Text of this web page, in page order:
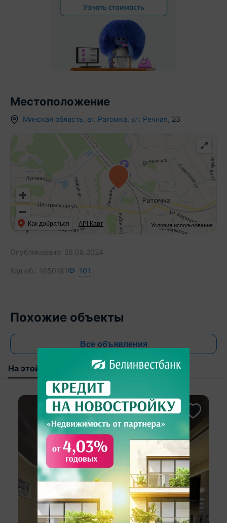
Местоположение
Минская область аг. Ратомка ул. Речная 23
Условия использования
Как добраться API Карт
Опубликовано: 26.08.2024
Код об.: 1050181 101
Похожие объекты
Все объявления
На этой улице